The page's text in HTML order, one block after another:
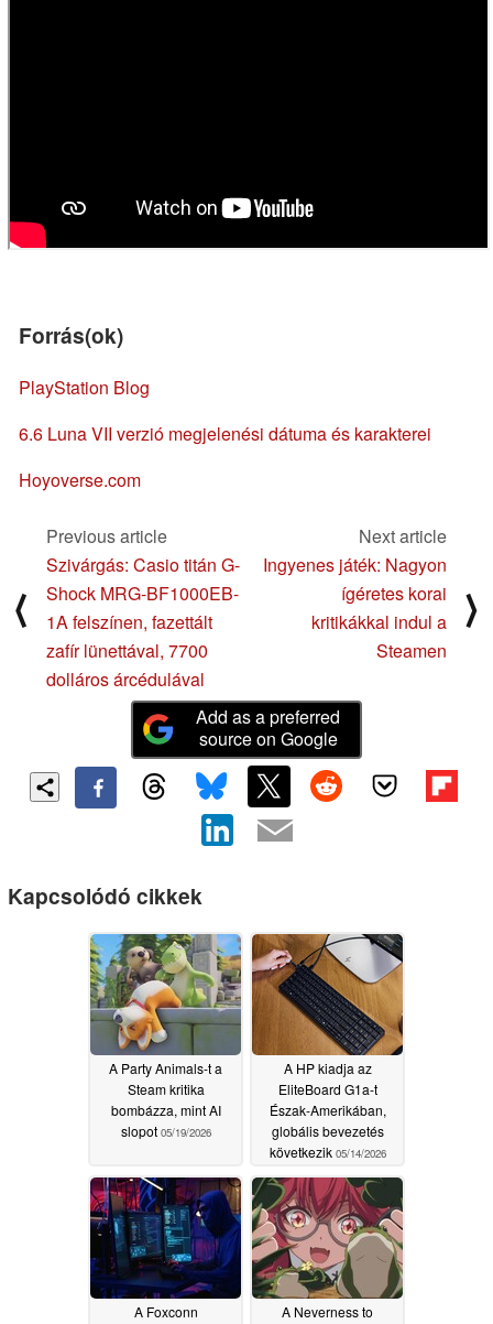
Forrás(ok)
PlayStation Blog
6.6 Luna VII verzió megjelenési dátuma és karakterei
Hoyoverse.com
⟨
Previous article
Szivárgás: Casio titán G-
Shock MRG-BF1000EB-
1A felszínen, fazettált
zafír lünettával, 7700
dolláros árcédulával
Next article
Ingyenes játék: Nagyon
ígéretes korai
kritikákkal indul a
Steamen
⟩
Add as a preferred
source on Google
Kapcsolódó cikkek
A Party Animals-t a
Steam kritika
bombázza, mint AI
slopot 05/19/2026
A HP kiadja az
EliteBoard G1a-t
Észak-Amerikában,
globális bevezetés
következik 05/14/2026
A Foxconn
A Neverness to